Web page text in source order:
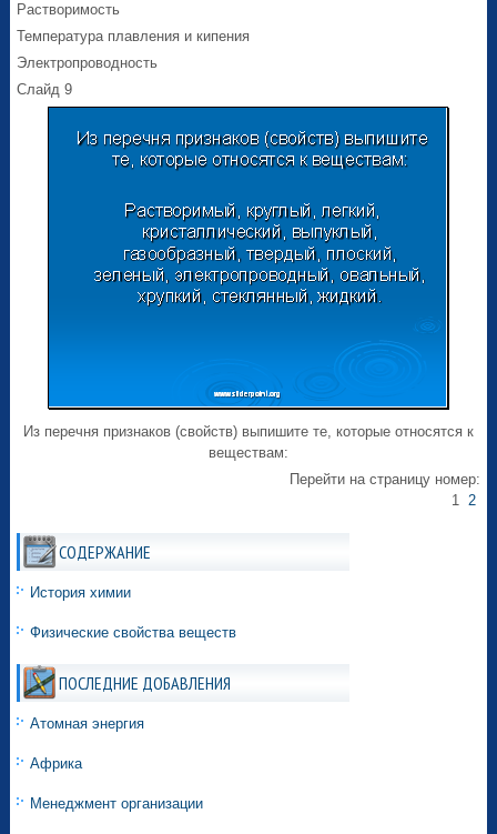
Растворимость
Температура плавления и кипения
Электропроводность
Слайд 9
Из перечня признаков (свойств) выпишите те, которые относятся к
веществам:
Перейти на страницу номер:
1 2
СОДЕРЖАНИЕ
История химии
Физические свойства веществ
ПОСЛЕДНИЕ ДОБАВЛЕНИЯ
Атомная энергия
Африка
Менеджмент организации